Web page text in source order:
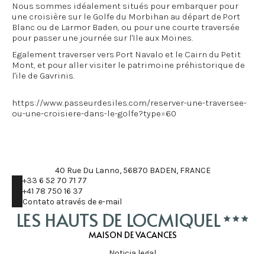
Nous sommes idéalement situés pour embarquer pour
une croisière sur le Golfe du Morbihan au départ de Port
Blanc ou de Larmor Baden, ou pour une courte traversée
pour passer une journée sur l'Ile aux Moines.
Egalement traverser vers Port Navalo et le Cairn du Petit
Mont, et pour aller visiter le patrimoine préhistorique de
l'ile de Gavrinis.
https://www.passeurdesiles.com/reserver-une-traversee-
ou-une-croisiere-dans-le-golfe?type=60
40 Rue Du Lanno, 56870 BADEN, FRANCE
+33 6 52 70 71 77
+41 78 750 16 37
Contato através de e-mail
LES HAUTS DE LOCMIQUEL
MAISON DE VACANCES